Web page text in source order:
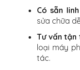
Có sẵn
sửa chữa
Tư vấn tận
loại máy
tác.